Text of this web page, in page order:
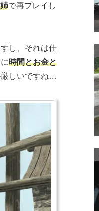
で再プレイし
し、それは仕
時間とお金と
しいですね…